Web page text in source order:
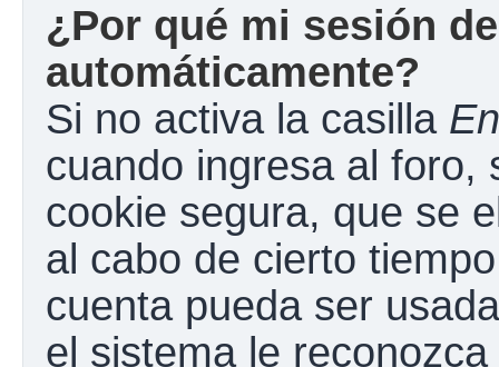
¿Por qué mi sesión
automáticamente?
Si no activa la casilla
cuando ingresa al foro,
cookie segura, que se
al cabo de cierto
cuenta pueda ser
el sistema le